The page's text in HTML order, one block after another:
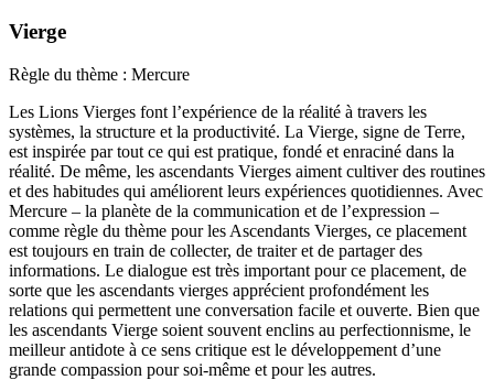
Vierge
Règle du thème : Mercure
Les Lions Vierges font l’expérience de la réalité à travers les
systèmes, la structure et la productivité. La Vierge, signe de Terre,
est inspirée par tout ce qui est pratique, fondé et enraciné dans la
réalité. De même, les ascendants Vierges aiment cultiver des routines
et des habitudes qui améliorent leurs expériences quotidiennes. Avec
Mercure – la planète de la communication et de l’expression –
comme règle du thème pour les Ascendants Vierges, ce placement
est toujours en train de collecter, de traiter et de partager des
informations. Le dialogue est très important pour ce placement, de
sorte que les ascendants vierges apprécient profondément les
relations qui permettent une conversation facile et ouverte. Bien que
les ascendants Vierge soient souvent enclins au perfectionnisme, le
meilleur antidote à ce sens critique est le développement d’une
grande compassion pour soi-même et pour les autres.